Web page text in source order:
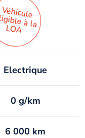
Véhicule
éligible à la
LO
A
Electrique
0 g/km
6 000 km